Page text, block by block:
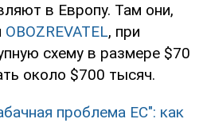
в Европу. Там они,
OBOZREVATEL, при
схему в размере $70
около $700 тысяч.
проблема ЕС": как